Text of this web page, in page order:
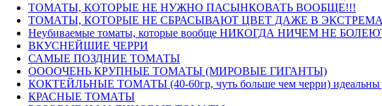
ТОМАТЫ, КОТОРЫЕ НЕ НУЖНО ПАСЫНКОВАТЬ ВООБЩЕ!!!
ТОМАТЫ, КОТОРЫЕ НЕ СБРАСЫВАЮТ ЦВЕТ ДАЖЕ В
Неубиваемые томаты, которые вообще НИКОГДА НИЧЕМ НЕ БОЛЕЮТ
ВКУСНЕЙШИЕ ЧЕРРИ
САМЫЕ ПОЗДНИЕ ТОМАТЫ
ООООЧЕНЬ КРУПНЫЕ ТОМАТЫ (МИРОВЫЕ ГИГАНТЫ)
КОКТЕЙЛЬНЫЕ ТОМАТЫ (40-60гр, чуть больше чем черри) идеальны
КРАСНЫЕ ТОМАТЫ